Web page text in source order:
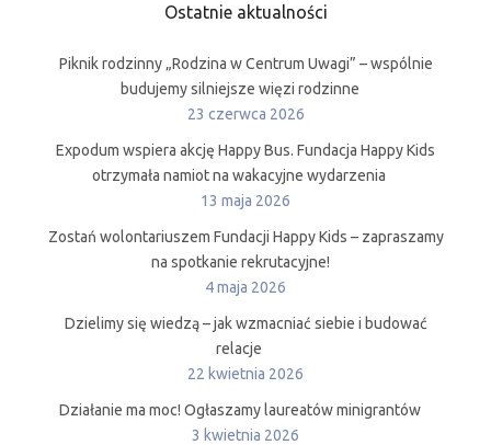
Ostatnie aktualności
Piknik rodzinny „Rodzina w Centrum Uwagi” – wspólnie
budujemy silniejsze więzi rodzinne
23 czerwca 2026
Expodum wspiera akcję Happy Bus. Fundacja Happy Kids
otrzymała namiot na wakacyjne wydarzenia
13 maja 2026
Zostań wolontariuszem Fundacji Happy Kids – zapraszamy
na spotkanie rekrutacyjne!
4 maja 2026
Dzielimy się wiedzą – jak wzmacniać siebie i budować
relacje
22 kwietnia 2026
Działanie ma moc! Ogłaszamy laureatów minigrantów
3 kwietnia 2026